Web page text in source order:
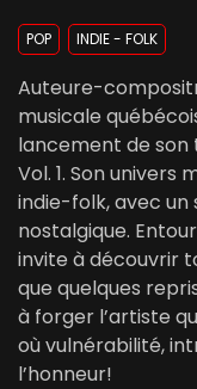
POP INDIE - FOLK
Auteure-
musicale
lancement de son
Vol. 1. Son univers
indie-folk, avec un
nostalgique.
invite à découvrir
que quelques
à forger l’artiste
où vulnérabilité,
l’honneur!